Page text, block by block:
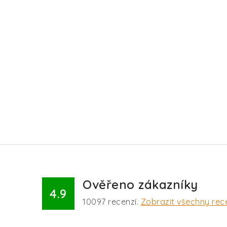
4.9
Ověřeno zákazníky
10097 recenzí. Zobrazit všechny